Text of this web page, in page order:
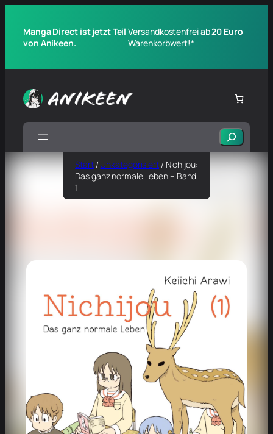
Manga Direct ist jetzt Teil
von Anikeen.
Versandkostenfrei ab20 Euro
Warenkorbwert!*
Suchen
Start/Unkategorisiert/ Nichijou:
Das ganz normale Leben – Band
1